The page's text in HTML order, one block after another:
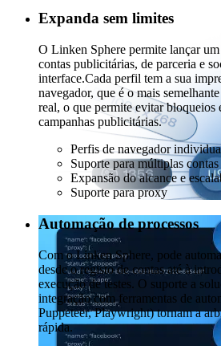
Expanda sem limites
O Linken Sphere permite lançar
contas publicitárias, de parceria e
interface.Cada perfil tem a sua
navegador, que é o mais
real, o que permite evitar bloqueios
campanhas publicitárias.
Perfis de navegador
Suporte para múltiplas
Expansão do alcance e
Suporte para proxy
Automação de processos
Com o Linken Sphere, pode
desde o registo de contas até à
execução de testes. O suporte a
integração com ferramentas de
Puppeteer, Playwright) tornam a
rápida.